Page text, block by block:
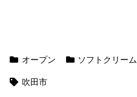
オープン ソフトクリーム
吹田市